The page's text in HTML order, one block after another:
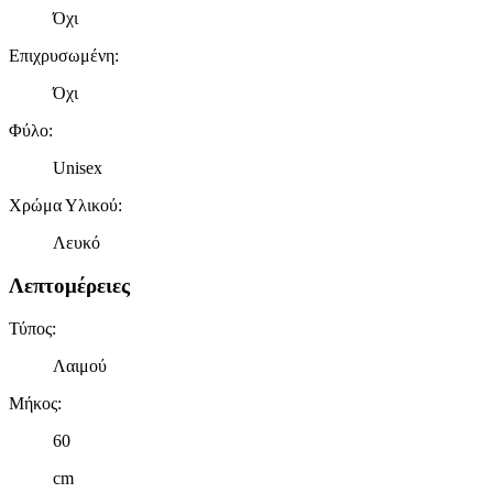
Όχι
Επιχρυσωμένη:
Όχι
Φύλο:
Unisex
Χρώμα Υλικού:
Λευκό
Λεπτομέρειες
Τύπος:
Λαιμού
Μήκος:
60
cm